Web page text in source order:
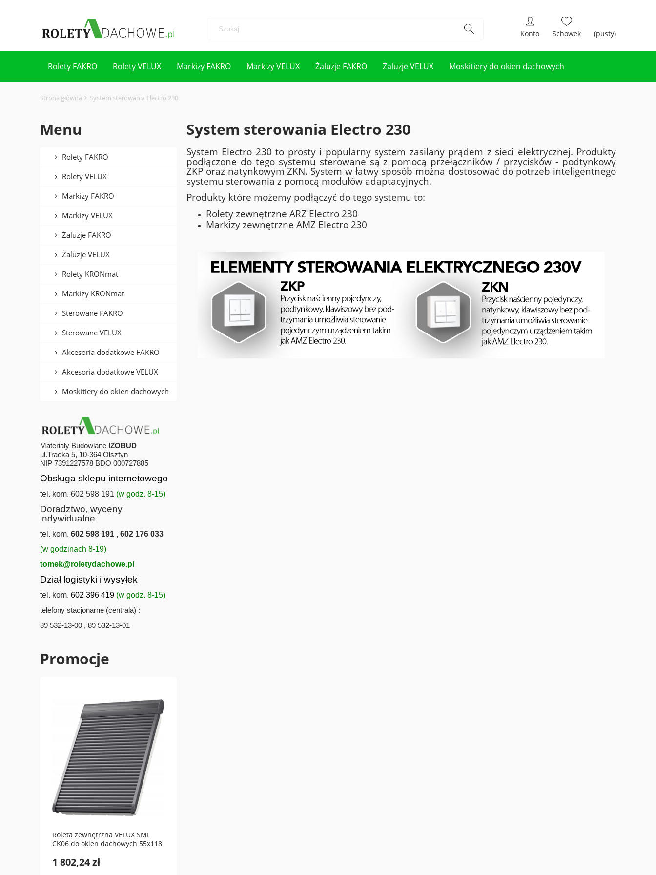
(pusty)
Rolety FAKRO Rolety VELUX Markizy FAKRO Markizy VELUX Żaluzje FAKRO Żaluzje VELUX Moskitiery do okien dachowych
Kontakt
Strona główna System sterowania Electro 230
Menu
Rolety FAKRO
Rolety VELUX
Markizy FAKRO
Markizy VELUX
Żaluzje FAKRO
Żaluzje VELUX
Rolety KRONmat
Markizy KRONmat
Sterowane FAKRO
Sterowane VELUX
Akcesoria dodatkowe FAKRO
Akcesoria dodatkowe VELUX
Moskitiery do okien dachowych
Materiały Budowlane IZOBUD
ul.Tracka 5, 10-364 Olsztyn
NIP 7391227578 BDO 000727885
Obsługa sklepu internetowego
tel. kom. 602 598 191 (w godz. 8-15)
Doradztwo, wyceny
indywidualne
tel. kom. 602 598 191 , 602 176 033
(w godzinach 8-19)
tomek@roletydachowe.pl
Dział logistyki i wysyłek
tel. kom. 602 396 419 (w godz. 8-15)
telefony stacjonarne (centrala) :
89 532-13-00 , 89 532-13-01
Promocje
Roleta zewnętrzna VELUX SML
CK06 do okien dachowych 55x118
1 802,24 zł
System sterowania Electro 230
System Electro 230 to prosty i popularny system zasilany prądem z sieci elektrycznej. Produkty
podłączone do tego systemu sterowane są z pomocą przełączników / przycisków - podtynkowy
ZKP oraz natynkowym ZKN. System w łatwy sposób można dostosować do potrzeb inteligentnego
systemu sterowania z pomocą modułów adaptacyjnych.
Produkty które możemy podłączyć do tego systemu to:
Rolety zewnętrzne ARZ Electro 230
Markizy zewnętrzne AMZ Electro 230